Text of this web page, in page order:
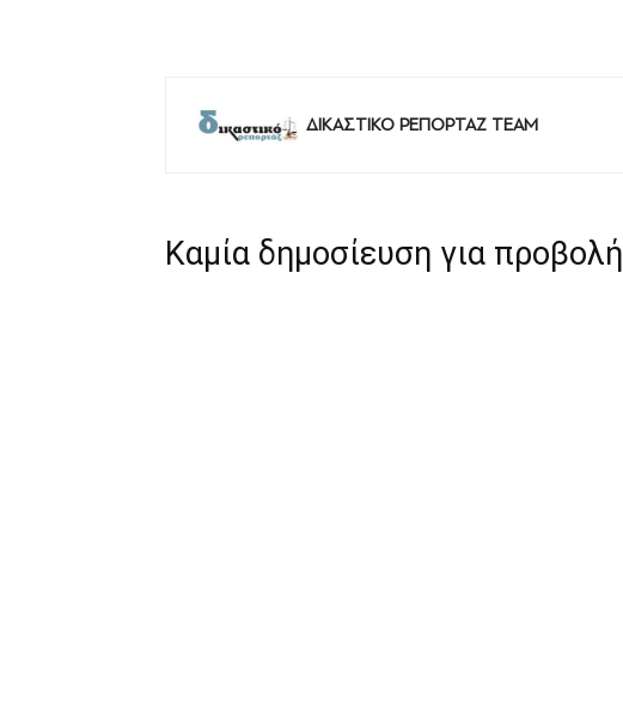
ΔΙΚΑΣΤΙΚΟ ΡΕΠΟΡΤΑΖ TEAM
Καμία δημοσίευση για προβολή